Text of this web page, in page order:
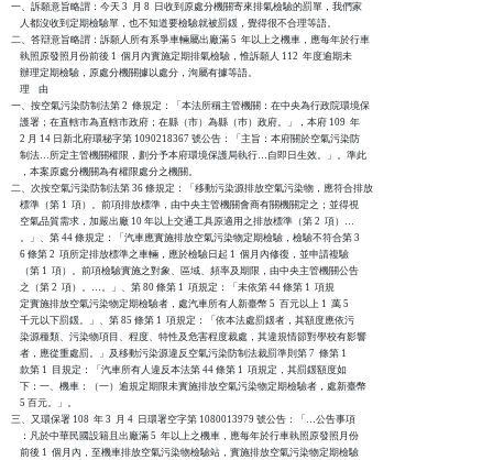
一、訴願意旨略謂：今天 3  月 8  日收到原處分機關寄來排氣檢驗的罰單，我們家
    人都沒收到定期檢驗單，也不知道要檢驗就被罰鍰，覺得很不合理等語。
二、答辯意旨略謂：訴願人所有系爭車輛屬出廠滿 5  年以上之機車，應每年於行車
    執照原發照月份前後 1  個月內實施定期排氣檢驗，惟訴願人 112  年度逾期未
    辦理定期檢驗，原處分機關據以處分，洵屬有據等語。
    理    由
一、按空氣污染防制法第 2  條規定：「本法所稱主管機關：在中央為行政院環境保
    護署；在直轄市為直轄市政府；在縣（市）為縣（巿）政府。」，本府 109  年
    2 月 14 日新北府環秘字第 1090218367 號公告：「主旨：本府關於空氣污染防
    制法…所定主管機關權限，劃分予本府環境保護局執行…自即日生效。」。準此
    ，本案原處分機關為有權限處分之機關。
二、次按空氣污染防制法第 36 條規定：「移動污染源排放空氣污染物，應符合排放
    標準（第 1  項）。前項排放標準，由中央主管機關會商有關機關定之；並得視
    空氣品質需求，加嚴出廠 10 年以上交通工具原適用之排放標準（第 2  項）…
    。」、第 44 條規定：「汽車應實施排放空氣污染物定期檢驗，檢驗不符合第 3
    6 條第 2  項所定排放標準之車輛，應於檢驗日起 1  個月內修復，並申請複驗
    （第 1  項）。前項檢驗實施之對象、區域、頻率及期限，由中央主管機關公告
    之（第 2  項）。…。」、第 80 條第 1  項規定：「未依第 44 條第 1  項規
    定實施排放空氣污染物定期檢驗者，處汽車所有人新臺幣 5  百元以上 1  萬 5
    千元以下罰鍰。」、第 85 條第 1  項規定：「依本法處罰鍰者，其額度應依污
    染源種類、污染物項目、程度、特性及危害程度裁處，其違規情節對學校有影響
    者，應從重處罰。」及移動污染源違反空氣污染防制法裁罰準則第 7  條第 1
    款第 1  目規定：「汽車所有人違反本法第 44 條第 1  項規定，其罰鍰額度如
    下：一、機車：（一）逾規定期限未實施排放空氣污染物定期檢驗者，處新臺幣
    5 百元。」。
三、又環保署 108  年 3  月 4  日環署空字第 1080013979 號公告：「…公告事項
    ：凡於中華民國設籍且出廠滿 5  年以上之機車，應每年於行車執照原發照月份
    前後 1  個月內，至機車排放空氣污染物檢驗站，實施排放空氣污染物定期檢驗